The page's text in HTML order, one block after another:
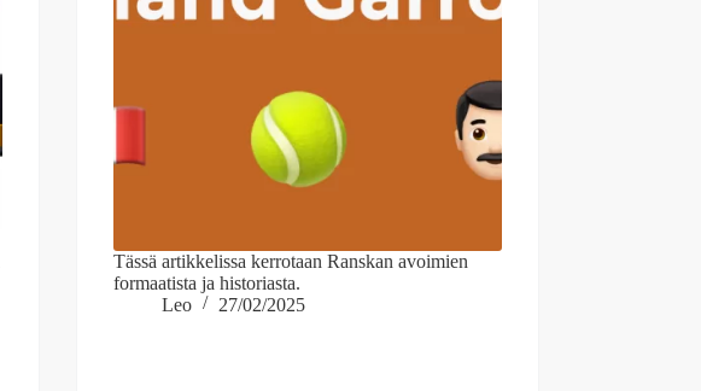
Tässä artikkelissa kerrotaan Ranskan avoimien
formaatista ja historiasta.
Leo
27/02/2025